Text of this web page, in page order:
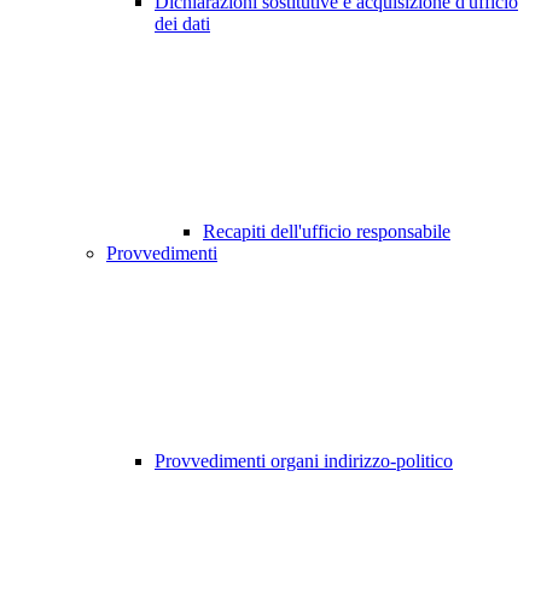
dei dati
Recapiti dell'ufficio responsabile
Provvedimenti
Provvedimenti organi indirizzo-politico